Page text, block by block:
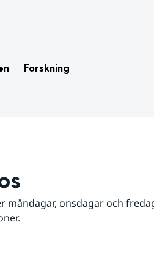
Forskning
måndagar, onsdagar och